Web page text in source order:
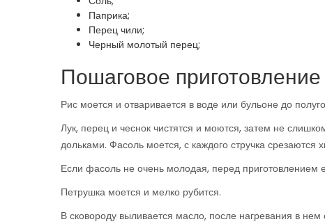
Паприка;
Перец чили;
Черный молотый перец;
Пошаговое приготовление
Рис моется и отваривается в воде или бульоне до
Лук, перец и чеснок чистятся и моются, затем не
дольками. Фасоль моется, с каждого стручка срезаются
Если фасоль не очень молодая, перед приготовлением
Петрушка моется и мелко рубится.
В сковороду выливается масло, после нагревания в